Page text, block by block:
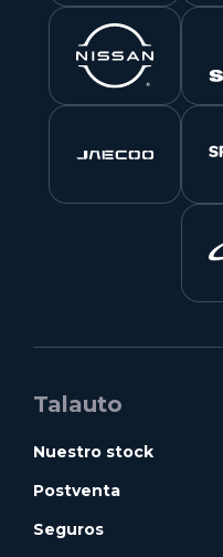
Talauto
Nuestro stock
Postventa
Seguros